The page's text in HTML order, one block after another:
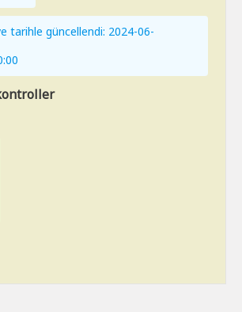
tarihle güncellendi: 2024-06-